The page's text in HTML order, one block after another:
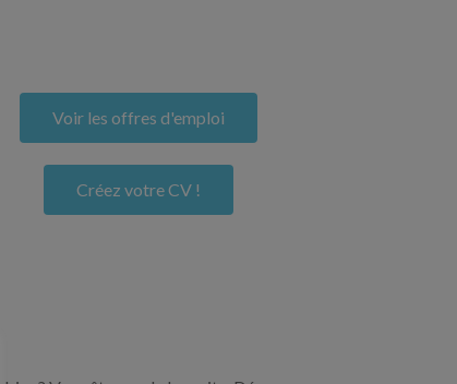
Voir les offres d'emploi
Créez votre CV !